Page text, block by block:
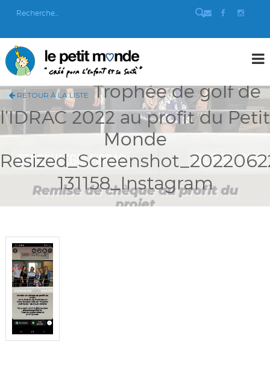
RETOUR À LA LISTETrophée de golf de
l’IDRAC 2022 au profit du Petit
Monde
131158_Instagram